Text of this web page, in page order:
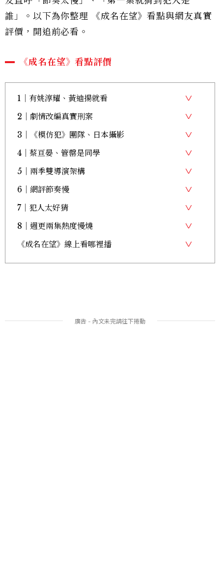
誰」。以下為你整理 《成名在望》看點與網友真實
評價，開追前必看。
《成名在望》看點評價
1｜有姚淳耀、黃迪揚就看
2｜劇情改編真實刑案
3｜《模仿犯》團隊、日本攝影
4｜蔡亘晏、管罄是同學
5｜兩季雙導演架構
6｜網評節奏慢
7｜犯人太好猜
8｜週更兩集熱度慢燒
《成名在望》線上看哪裡播